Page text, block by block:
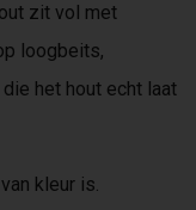
zit vol met
loogbeits,
het hout echt laat
kleur is.